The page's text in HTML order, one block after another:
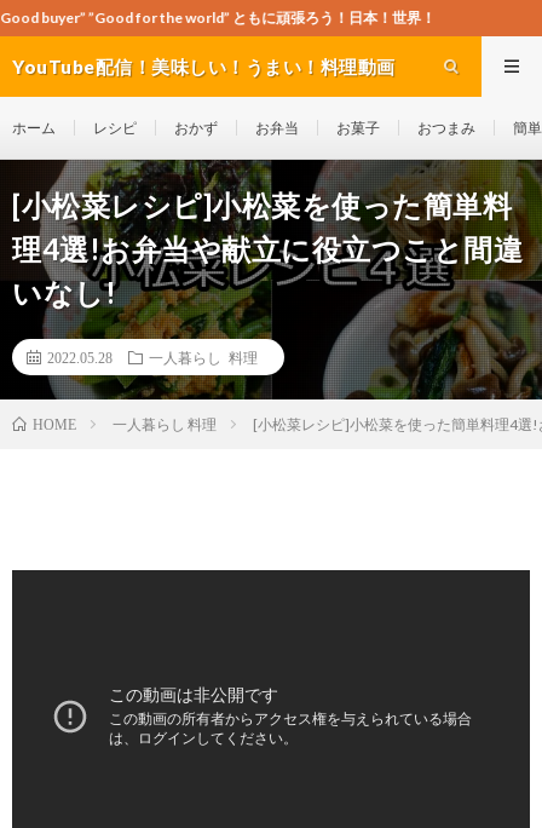
the world” ともに頑張ろう！日本！世界！
YouTube配信！美味しい！うまい！料理動画
ホーム レシピ おかず お弁当 お菓子 おつまみ 簡
[小松菜レシピ]小松菜を使った簡単料
理4選!お弁当や献立に役立つこと間違
いなし!
2022.05.28 一人暮らし 料理
HOME 一人暮らし 料理 [小松菜レシピ]小松菜を使った簡単料理4